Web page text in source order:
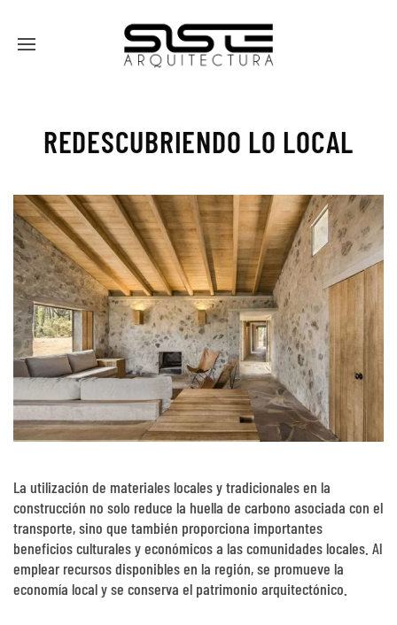
REDESCUBRIENDO LO LOCAL
La utilización de materiales locales y tradicionales en la
construcción no solo reduce la huella de carbono asociada con el
transporte, sino que también proporciona importantes
beneficios culturales y económicos a las comunidades locales. Al
emplear recursos disponibles en la región, se promueve la
economía local y se conserva el patrimonio arquitectónico.